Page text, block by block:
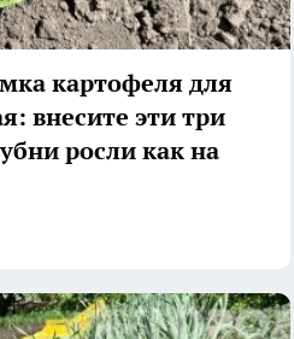
картофеля для
внесите эти три
росли как на